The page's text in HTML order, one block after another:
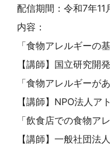
配信期間：令和7年
内容：
「食物アレルギーの
【講師】国立研究
「食物アレルギーが
【講師】NPO法人
「飲食店での食物ア
【講師】一般社団